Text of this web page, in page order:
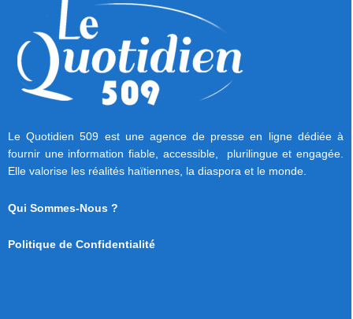
Le Quotidien 509 est une agence de presse en ligne dédiée à
fournir une information fiable, accessible, plurilingue et engagée.
Elle valorise les réalités haïtiennes, la diaspora et le monde.
Qui Sommes-Nous ?
Politique de Confidentialité